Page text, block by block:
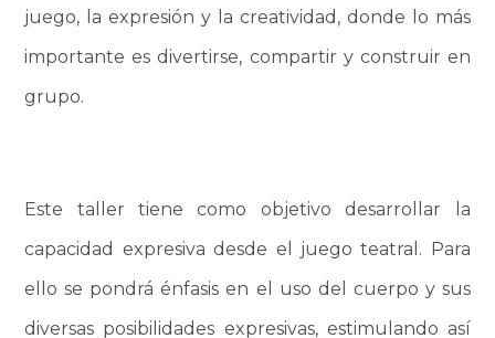
juego, la expresión y la creatividad, donde lo más
importante es divertirse, compartir y construir en
grupo.
Este taller tiene como objetivo desarrollar la
capacidad expresiva desde el juego teatral. Para
ello se pondrá énfasis en el uso del cuerpo y sus
diversas posibilidades expresivas, estimulando así